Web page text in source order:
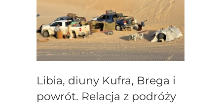
Libia, diuny Kufra, Brega i
powrót. Relacja z podróży